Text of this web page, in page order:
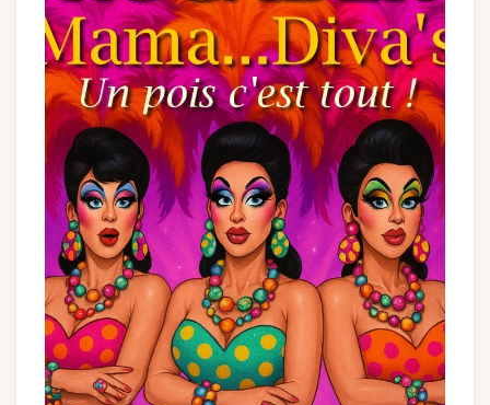
Suivez-nous
Groupes et voyagistes
EN NL DE